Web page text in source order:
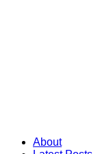
About